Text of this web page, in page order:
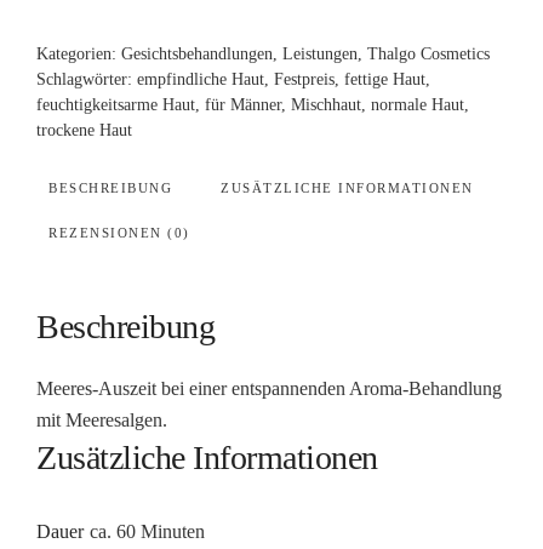
Kategorien: Gesichtsbehandlungen, Leistungen, Thalgo Cosmetics
Schlagwörter: empfindliche Haut, Festpreis, fettige Haut,
feuchtigkeitsarme Haut, für Männer, Mischhaut, normale Haut,
trockene Haut
BESCHREIBUNG ZUSÄTZLICHE INFORMATIONEN
REZENSIONEN (0)
Beschreibung
Meeres-Auszeit bei einer entspannenden Aroma-Behandlung
mit Meeresalgen.
Zusätzliche Informationen
Dauer ca. 60 Minuten